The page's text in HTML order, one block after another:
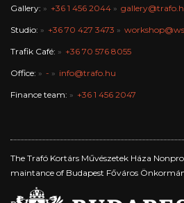
Gallery: +36 1 456 2044
Studio: +36 70 427 3473
Trafik Café: +36 70 576 8055
Office: - info@trafo.hu
Finance team: +36 1 456 2047
The Trafó Kortárs Művészetek Háza
maintance of Budapest Főváros